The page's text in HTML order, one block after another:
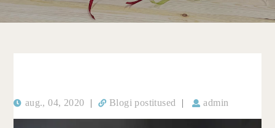
aug., 04, 2020 | Blogi postitused | admin